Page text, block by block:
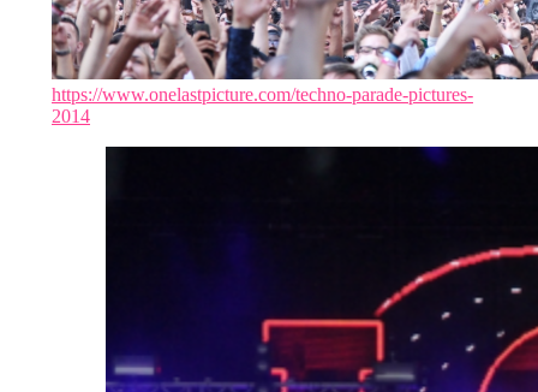
https://www.onelastpicture.com/techno-parade-pictures-
2014